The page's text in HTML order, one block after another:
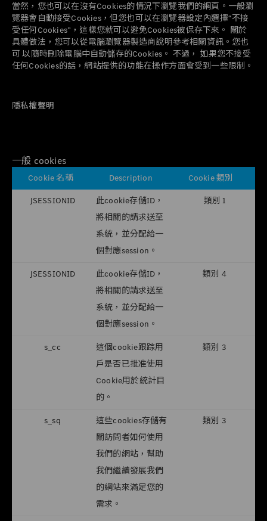
當然，您也可以在沒有Cookies的情況下瀏覽我們的網頁。一般瀏
覽器會自動接受Cookies，但您也可以在瀏覽器設定內選擇“不接
受任何Cookies”，這樣您就可以避免Cookies被保存下來。 關於
具體做法，您可以從電腦瀏覽器製造商說明參考相關資訊。您也
可 以隨時刪除電腦中自動儲存的Cookies。 不過， 如果您不接受
任何Cookies的話，網站提供的功能在操作方面會受到一些限制。
隱私權聲明
一般 cookies
Cookie 名稱 Description
Cookie 類別
JSESSIONID
此cookie存儲ID，
將相關的請求送至
系統，並分配給一
個對應session。
類別 1
JSESSIONID
此cookie存儲ID，
將相關的請求送至
系統，並分配給一
個對應session。
類別 4
s_cc
這個cookie跟踪用
戶是否已批准使用
Cookie用於統計目
的。
類別 3
s_sq
這些cookies存儲有
關訪問者如何使用
我們的網站，幫助
我們繼續發展我們
的網站來滿足您的
需求。
類別 3